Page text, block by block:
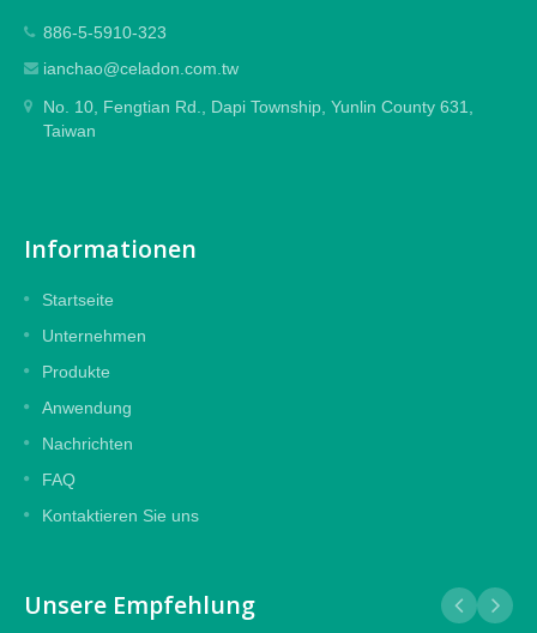
886-5-5910-323
ianchao@celadon.com.tw
No. 10, Fengtian Rd., Dapi Township, Yunlin County 631,
Taiwan
Informationen
Startseite
Unternehmen
Produkte
Anwendung
Nachrichten
FAQ
Kontaktieren Sie uns
Unsere Empfehlung